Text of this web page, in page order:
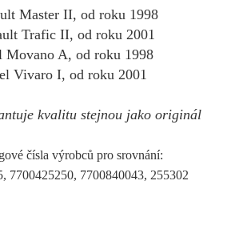
Master II, od roku 1998
Trafic II, od roku 2001
Movano A, od roku 1998
Vivaro I, od roku 2001
kvalitu stejnou jako originál
čísla výrobců pro srovnání:
7700425250, 7700840043, 255302